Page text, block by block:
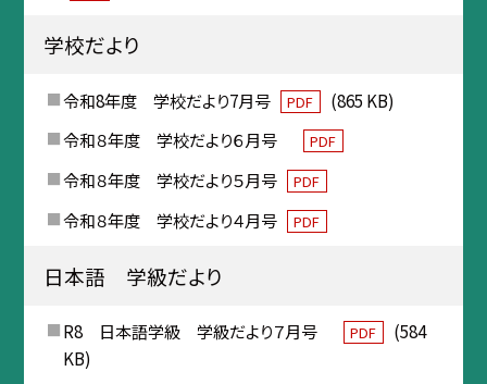
学校だより
令和8年度 学校だより7月号 PDF
(865 KB)
令和８年度 学校だより６月号
PDF
令和８年度 学校だより５月号 PDF
令和８年度 学校だより４月号 PDF
日本語 学級だより
R8 日本語学級 学級だより７月号 PDF
(584
KB)